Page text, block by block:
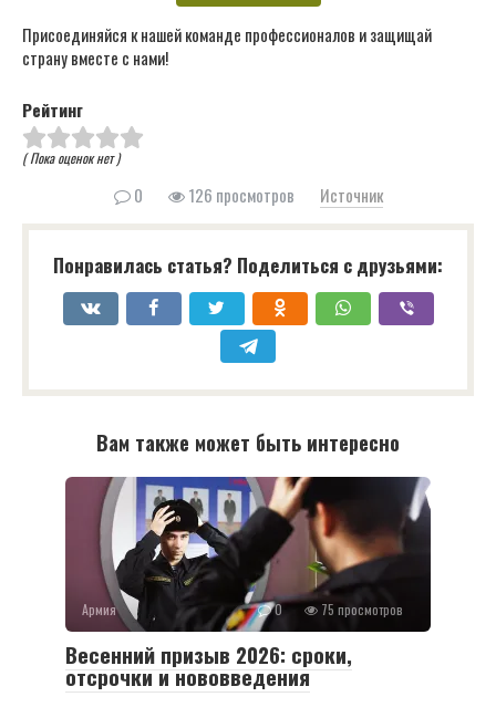
Присоединяйся к нашей команде профессионалов и защищай
страну вместе с нами!
Рейтинг
( Пока оценок нет )
0 126 просмотров Источник
Понравилась статья? Поделиться с друзьями:
Вам также может быть интересно
Армия 0 75 просмотров
Весенний призыв 2026: сроки,
отсрочки и нововведения